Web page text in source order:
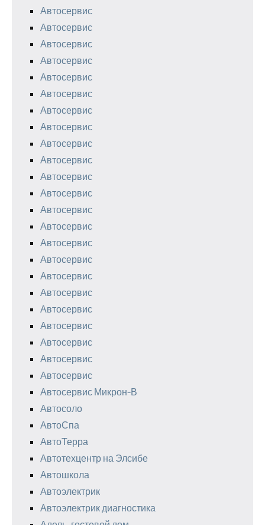
Автосервис
Автосервис
Автосервис
Автосервис
Автосервис
Автосервис
Автосервис
Автосервис
Автосервис
Автосервис
Автосервис
Автосервис
Автосервис
Автосервис
Автосервис
Автосервис
Автосервис
Автосервис
Автосервис
Автосервис
Автосервис
Автосервис
Автосервис
Автосервис Микрон-В
Автосоло
АвтоСпа
АвтоТерра
Автотехцентр на Элсибе
Автошкола
Автоэлектрик
Автоэлектрик диагностика